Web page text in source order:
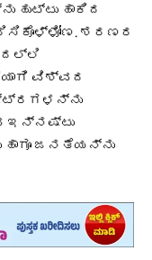
ಹುಟ್ಟು ಹಾಕಿದ
ಶರಣರ
ವಿಶ್ವದ
ಇನ್ನಷ್ಟು
ಜನತೆಯನ್ನು